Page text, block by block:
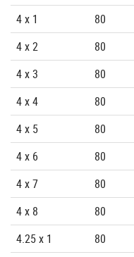
4 x 1
80
4 x 2
80
4 x 3
80
4 x 4
80
4 x 5
80
4 x 6
80
4 x 7
80
4 x 8
80
4.25 x 1
80